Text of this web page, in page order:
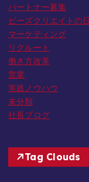
パートナー募集
ビーズクリエイトの
マーケティング
リクルート
働き方改革
営業
実践ノウハウ
未分類
社長ブログ
Tag Clouds